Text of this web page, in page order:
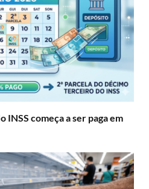
INSS começa a ser paga em